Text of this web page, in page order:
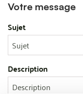
Votre message
Sujet
Description